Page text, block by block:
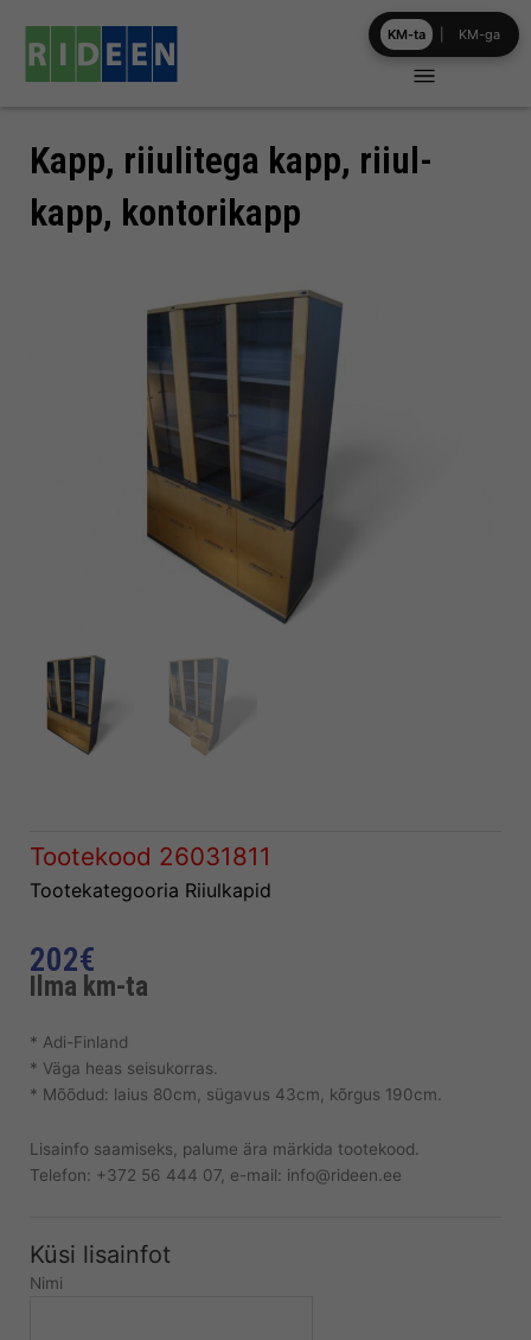
content
Kapp, riiulitega kapp, riiul-
kapp, kontorikapp
Tootekood 26031811
Tootekategooria Riiulkapid
202€
Ilma km-ta
* Adi-Finland
* Väga heas seisukorras.
* Mõõdud: laius 80cm, sügavus 43cm, kõrgus 190cm.
Lisainfo saamiseks, palume ära märkida tootekood.
Telefon: +372 56 444 07, e-mail: info@rideen.ee
Küsi lisainfot
Nimi
KM-ta KM-ga